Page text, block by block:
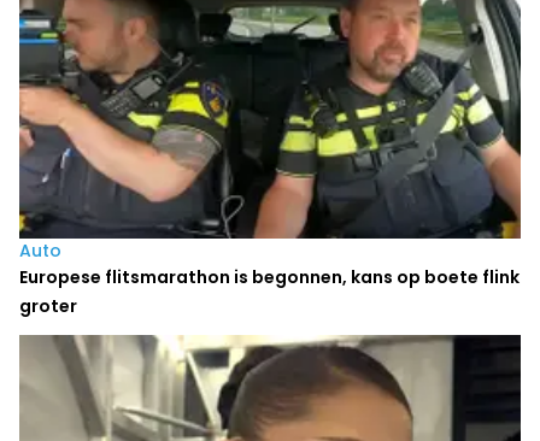
Auto
Europese flitsmarathon is begonnen, kans op boete flink
groter